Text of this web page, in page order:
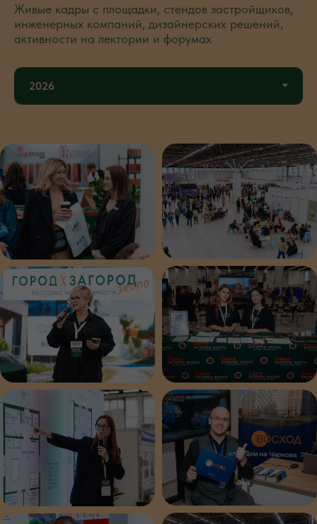
Живые кадры с площадки, стендов застройщиков,
инженерных компаний, дизайнерских решений,
активности на лектории и форумах